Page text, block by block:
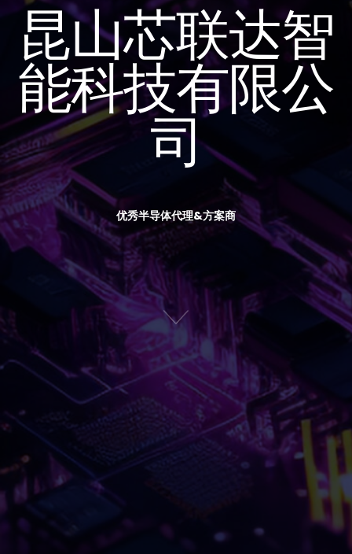
昆山芯联达智
能科技有限公
司
优秀半导体代理&方案商